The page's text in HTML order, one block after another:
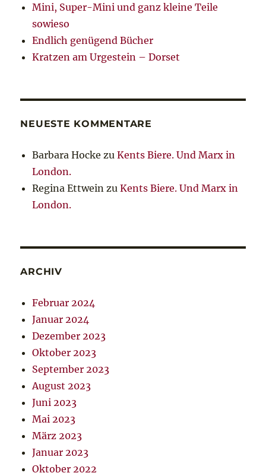
Mini, Super-Mini und ganz kleine Teile
sowieso
Endlich genügend Bücher
Kratzen am Urgestein – Dorset
NEUESTE KOMMENTARE
Barbara Hocke zuKents Biere. Und Marx in
London.
Regina Ettwein zuKents Biere. Und Marx in
London.
ARCHIV
Februar 2024
Januar 2024
Dezember 2023
Oktober 2023
September 2023
August 2023
Juni 2023
Mai 2023
März 2023
Januar 2023
Oktober 2022